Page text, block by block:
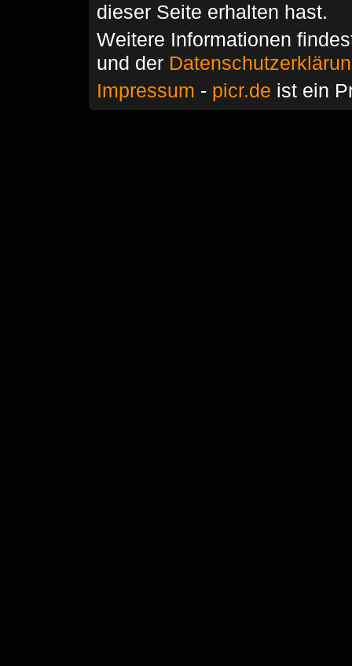
dieser Seite erhalten hast.
Weitere Informationen
und der
Impressum - picr.de ist ein